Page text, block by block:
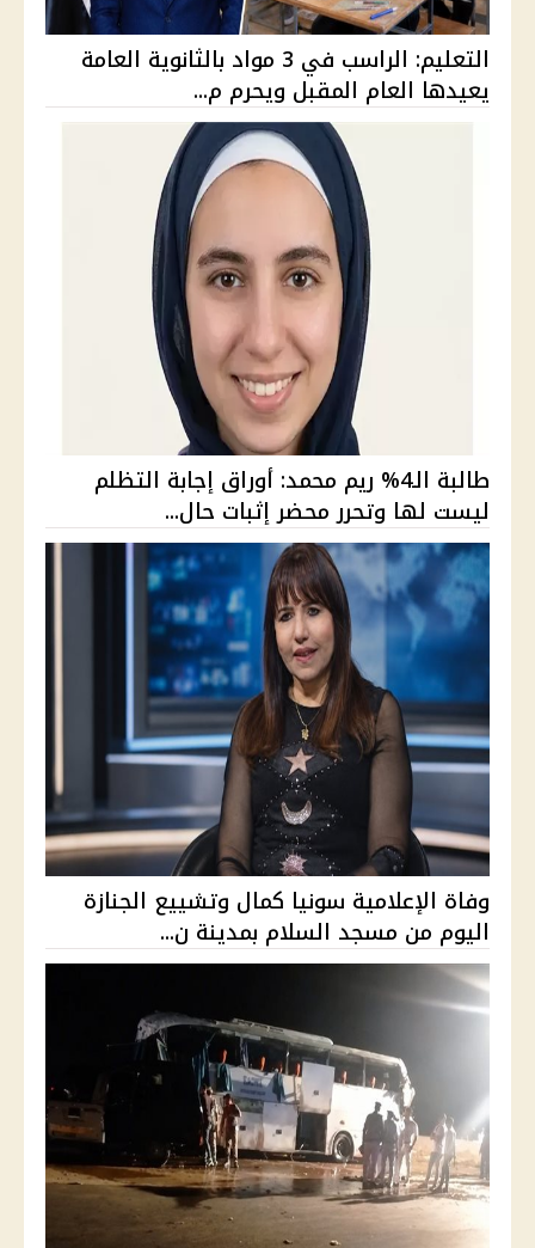
التعليم: الراسب في 3 مواد بالثانوية العامة
يعيدها العام المقبل ويحرم م...
طالبة الـ4% ريم محمد: أوراق إجابة التظلم
ليست لها وتحرر محضر إثبات حال...
وفاة الإعلامية سونيا كمال وتشييع الجنازة
اليوم من مسجد السلام بمدينة ن...